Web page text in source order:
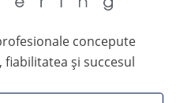
concepute
și succesul